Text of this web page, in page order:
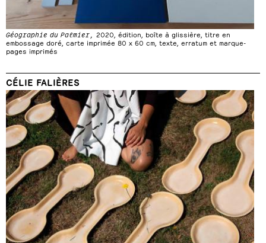
Géographie du Palmier, 2020, édition, boîte à glissière, titre en
embossage doré, carte imprimée 80 x 60 cm, texte, erratum et marque-
pages imprimés
CÉLIE FALIÈRES